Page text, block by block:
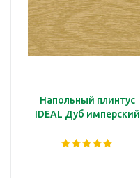
Напольный плинтус
IDEAL Дуб имперский